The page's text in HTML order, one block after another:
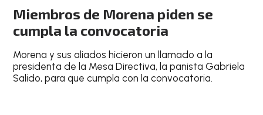
Miembros de Morena piden se
cumpla la convocatoria
Morena y sus aliados hicieron un llamado a la
presidenta de la Mesa Directiva, la panista Gabriela
Salido, para que cumpla con la convocatoria.